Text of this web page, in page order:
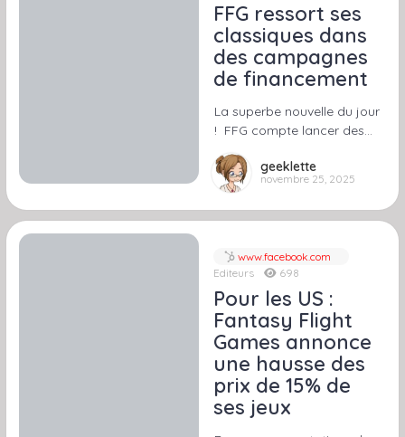
FFG ressort ses
classiques dans
des campagnes
de financement
La superbe nouvelle du jour
! FFG compte lancer des…
geeklette
novembre 25, 2025
www.facebook.com
Editeurs
698
Pour les US :
Fantasy Flight
Games annonce
une hausse des
prix de 15% de
ses jeux